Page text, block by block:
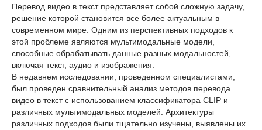
Перевод видео в текст представляет собой сложную задачу,
решение которой становится все более актуальным в
современном мире. Одним из перспективных подходов к
этой проблеме являются мультимодальные модели,
способные обрабатывать данные разных модальностей,
включая текст, аудио и изображения.
В недавнем исследовании, проведенном специалистами,
был проведен сравнительный анализ методов перевода
видео в текст с использованием классификатора CLIP и
различных мультимодальных моделей. Архитектуры
различных подходов были тщательно изучены, выявлены их